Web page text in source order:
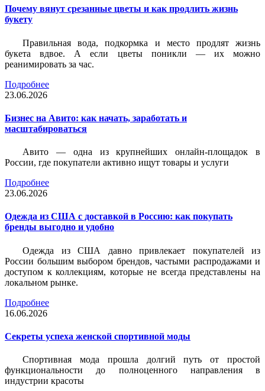
Почему вянут срезанные цветы и как продлить жизнь
букету
Правильная вода, подкормка и место продлят жизнь
букета вдвое. А если цветы поникли — их можно
реанимировать за час.
Подробнее
23.06.2026
Бизнес на Авито: как начать, заработать и
масштабироваться
Авито — одна из крупнейших онлайн-площадок в
России, где покупатели активно ищут товары и услуги
Подробнее
23.06.2026
Одежда из США с доставкой в Россию: как покупать
бренды выгодно и удобно
Одежда из США давно привлекает покупателей из
России большим выбором брендов, частыми распродажами и
доступом к коллекциям, которые не всегда представлены на
локальном рынке.
Подробнее
16.06.2026
Секреты успеха женской спортивной моды
Спортивная мода прошла долгий путь от простой
функциональности до полноценного направления в
индустрии красоты